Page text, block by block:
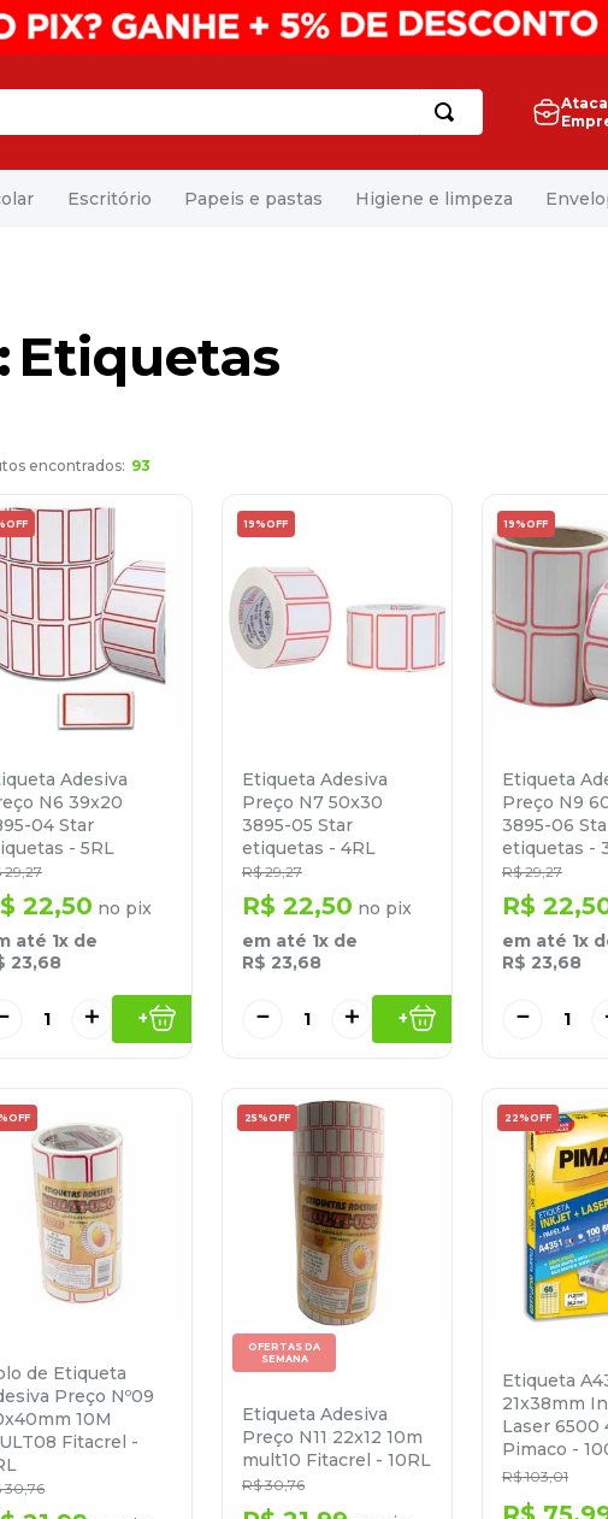
Escritório Papeis e pastas Higiene e limpeza
Etiquetas
93
OFF
Adesiva
N6 39x20
04 Star
- 5RL
29,27
22,50 no pix
até 1x de
23,68
＋ +
19% OFF
Etiqueta Adesiva
Preço N7 50x30
3895-05 Star
etiquetas - 4RL
R$ 29,27
R$ 22,50 no pix
em até 1x de
R$ 23,68
＋
－ +
19% OFF
Etiqueta
Preço N9
3895-06
etiquetas -
R$ 29,27
R$ 22,
em até 1x
R$ 23,68
－
OFF
de Etiqueta
Preço Nº09
10M
Fitacrel -
30,76
25% OFF
OFERTAS DA
SEMANA
Etiqueta Adesiva
Preço N11 22x12 10m
mult10 Fitacrel - 10RL
R$ 30,76
22% OFF
Etiqueta
21x38mm
Laser 6500
Pimaco -
R$ 103,01